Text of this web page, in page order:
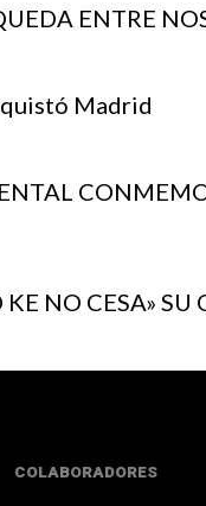
ENTRE
Madrid
NO CESA» SU
COLABORADORES